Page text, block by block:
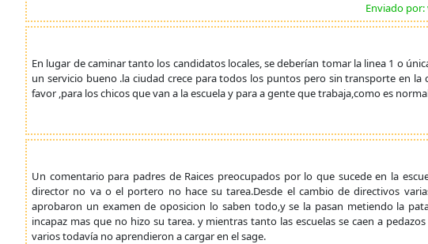
Enviado
En lugar de caminar tanto los candidatos locales, se deberían tomar la linea 1 o
un servicio bueno .la ciudad crece para todos los puntos pero sin transporte en
favor ,para los chicos que van a la escuela y para a gente que trabaja,como es
Un comentario para padres de Raices preocupados por lo que sucede en la
director no va o el portero no hace su tarea.Desde el cambio de directivos
aprobaron un examen de oposicion lo saben todo,y se la pasan metiendo la
incapaz mas que no hizo su tarea. y mientras tanto las escuelas se caen a
varios todavía no aprendieron a cargar en el sage.